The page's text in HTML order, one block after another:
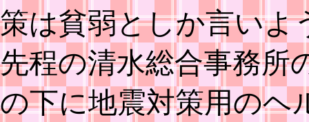
策は貧弱としか言いよ
先程の清水総合事務所
の下に地震対策用のヘ